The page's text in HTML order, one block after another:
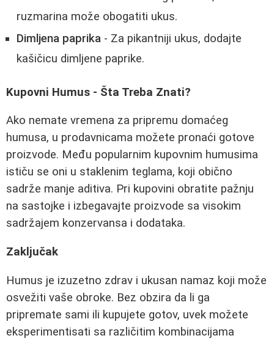
ruzmarina može obogatiti ukus.
Dimljena paprika - Za pikantniji ukus, dodajte
kašičicu dimljene paprike.
Kupovni Humus - Šta Treba Znati?
Ako nemate vremena za pripremu domaćeg
humusa, u prodavnicama možete pronaći gotove
proizvode. Među popularnim kupovnim humusima
ističu se oni u staklenim teglama, koji obično
sadrže manje aditiva. Pri kupovini obratite pažnju
na sastojke i izbegavajte proizvode sa visokim
sadržajem konzervansa i dodataka.
Zaključak
Humus je izuzetno zdrav i ukusan namaz koji može
osvežiti vaše obroke. Bez obzira da li ga
pripremate sami ili kupujete gotov, uvek možete
eksperimentisati sa različitim kombinacijama